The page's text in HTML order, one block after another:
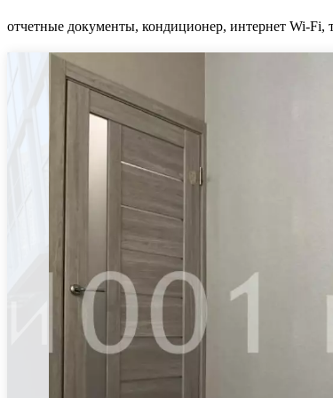
отчетные документы, кондиционер, интернет Wi-Fi,